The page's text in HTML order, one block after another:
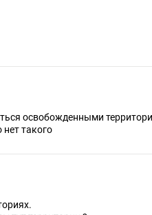
освобожденными
нет такого